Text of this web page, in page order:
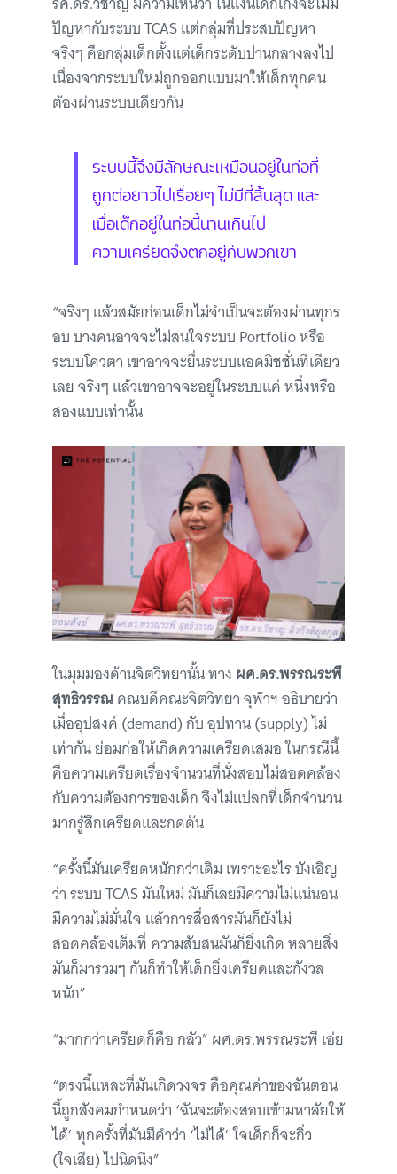
ปัญหากับระบบ TCAS แต่กลุ่มที่ประสบปัญหา
จริงๆ คือกลุ่มเด็กตั้งแต่เด็กระดับปานกลางลงไป
เนื่องจากระบบใหม่ถูกออกแบบมาให้เด็กทุกคน
ต้องผ่านระบบเดียวกัน
ระบบนี้จึงมีลักษณะเหมือนอยู่ในท่อที่
ถูกต่อยาวไปเรื่อยๆ ไม่มีที่สิ้นสุด และ
เมื่อเด็กอยู่ในท่อนี้นานเกินไป
ความเครียดจึงตกอยู่กับพวกเขา
“จริงๆ แล้วสมัยก่อนเด็กไม่จำเป็นจะต้องผ่านทุกร
อบ บางคนอาจจะไม่สนใจระบบ Portfolio หรือ
ระบบโควตา เขาอาจจะยื่นระบบแอดมิชชั่นทีเดียว
เลย จริงๆ แล้วเขาอาจจะอยู่ในระบบแค่ หนึ่งหรือ
สองแบบเท่านั้น
ในมุมมองด้านจิตวิทยานั้น ทาง ผศ.ดร.พรรณระพี
สุทธิวรรณคณบดีคณะจิตวิทยา จุฬาฯ อธิบายว่า
เมื่ออุปสงค์ (demand) กับ อุปทาน (supply) ไม่
เท่ากัน ย่อมก่อให้เกิดความเครียดเสมอ ในกรณีนี้
คือความเครียดเรื่องจำนวนที่นั่งสอบไม่สอดคล้อง
กับความต้องการของเด็ก จึงไม่แปลกที่เด็กจำนวน
มากรู้สึกเครียดและกดดัน
“ครั้งนี้มันเครียดหนักกว่าเดิม เพราะอะไร บังเอิญ
ว่า ระบบ TCAS มันใหม่ มันก็เลยมีความไม่แน่นอน
มีความไม่มั่นใจ แล้วการสื่อสารมันก็ยังไม่
สอดคล้องเต็มที่ ความสับสนมันก็ยิ่งเกิด หลายสิ่ง
มันก็มารวมๆ กันก็ทำให้เด็กยิ่งเครียดและกังวล
หนัก”
“มากกว่าเครียดก็คือ กลัว” ผศ.ดร.พรรณระพี เอ่ย
“ตรงนี้แหละที่มันเกิดวงจร คือคุณค่าของฉันตอน
นี้ถูกสังคมกำหนดว่า ‘ฉันจะต้องสอบเข้ามหาลัยให้
ได้’ ทุกครั้งที่มันมีคำว่า ‘ไม่ได้’ ใจเด็กก็จะกิ่ว
(ใจเสีย) ไปนิดนึง”